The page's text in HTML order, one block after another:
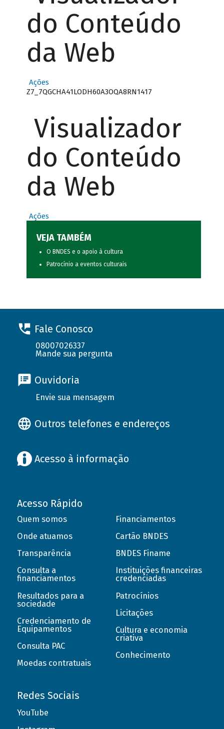
do Conteúdo
da Web
Ações
Z7_7QGCHA41LODH60A3OQA8RN1417
Visualizador
do Conteúdo
da Web
Ações
VEJA TAMBÉM
O BNDES e o apoio à cultura
Patrocínio a eventos culturais
Fale Conosco
08007026337
Mande sua pergunta
Ouvidoria
Envie sua mensagem
Outros telefones e endereços
Acesso à informação
Acesso Rápido
Quem somos
Onde atuamos
Transparência
Consulta a
financiamentos
Resultados para a
sociedade
Credenciamento de
Equipamentos
Consulta PAC
Moedas contratuais
Financiamentos
Cartão BNDES
BNDES Finame
Instituições financeiras
credenciadas
Patrocínios
Licitações
Cultura e economia
criativa
Conhecimento
Redes Sociais
YouTube